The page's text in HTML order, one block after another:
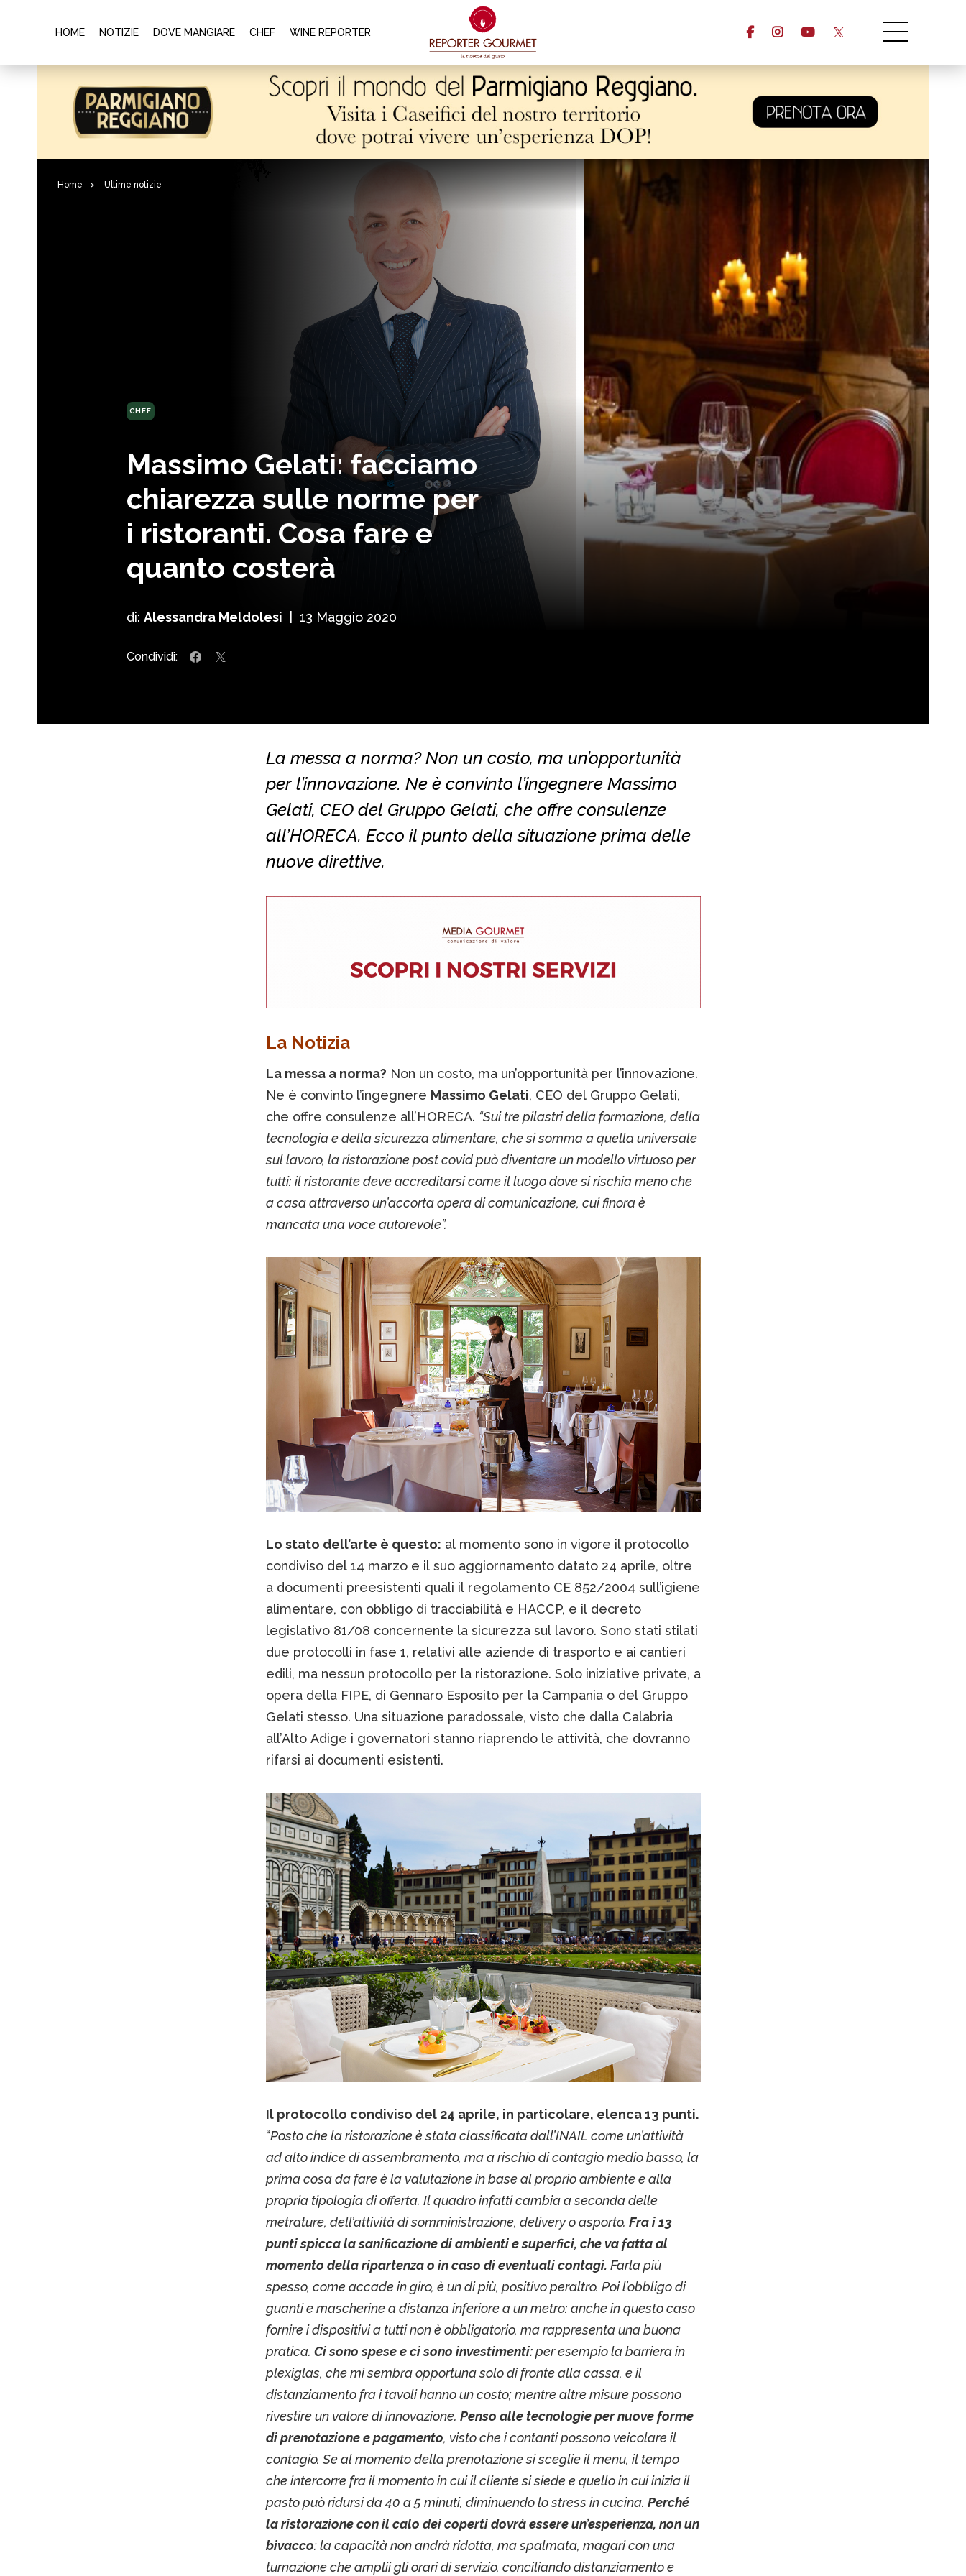
HOME NOTIZIE DOVE MANGIARE CHEF WINE REPORTER
Home > Ultime notizie
CHEF
Massimo Gelati: facciamo
chiarezza sulle norme per
i ristoranti. Cosa fare e
quanto costerà
di: Alessandra Meldolesi 13 Maggio 2020
Condividi:
La messa a norma? Non un costo, ma un’opportunità
per l’innovazione. Ne è convinto l’ingegnere Massimo
Gelati, CEO del Gruppo Gelati, che offre consulenze
all’HORECA. Ecco il punto della situazione prima delle
nuove direttive.
La Notizia
La messa a norma? Non un costo, ma un’opportunità per l’innovazione.
Ne è convinto l’ingegnere Massimo Gelati, CEO del Gruppo Gelati,
che offre consulenze all’HORECA. “Sui tre pilastri della formazione, della
tecnologia e della sicurezza alimentare, che si somma a quella universale
sul lavoro, la ristorazione post covid può diventare un modello virtuoso per
tutti: il ristorante deve accreditarsi come il luogo dove si rischia meno che
a casa attraverso un’accorta opera di comunicazione, cui finora è
mancata una voce autorevole”.
Lo stato dell’arte è questo: al momento sono in vigore il protocollo
condiviso del 14 marzo e il suo aggiornamento datato 24 aprile, oltre
a documenti preesistenti quali il regolamento CE 852/2004 sull’igiene
alimentare, con obbligo di tracciabilità e HACCP, e il decreto
legislativo 81/08 concernente la sicurezza sul lavoro. Sono stati stilati
due protocolli in fase 1, relativi alle aziende di trasporto e ai cantieri
edili, ma nessun protocollo per la ristorazione. Solo iniziative private, a
opera della FIPE, di Gennaro Esposito per la Campania o del Gruppo
Gelati stesso. Una situazione paradossale, visto che dalla Calabria
all’Alto Adige i governatori stanno riaprendo le attività, che dovranno
rifarsi ai documenti esistenti.
Il protocollo condiviso del 24 aprile, in particolare, elenca 13 punti.
“Posto che la ristorazione è stata classificata dall’INAIL come un’attività
ad alto indice di assembramento, ma a rischio di contagio medio basso, la
prima cosa da fare è la valutazione in base al proprio ambiente e alla
propria tipologia di offerta. Il quadro infatti cambia a seconda delle
metrature, dell’attività di somministrazione, delivery o asporto. Fra i 13
punti spicca la sanificazione di ambienti e superfici, che va fatta al
momento della ripartenza o in caso di eventuali contagi. Farla più
spesso, come accade in giro, è un di più, positivo peraltro. Poi l’obbligo di
guanti e mascherine a distanza inferiore a un metro: anche in questo caso
fornire i dispositivi a tutti non è obbligatorio, ma rappresenta una buona
pratica. Ci sono spese e ci sono investimenti:per esempio la barriera in
plexiglas, che mi sembra opportuna solo di fronte alla cassa, e il
distanziamento fra i tavoli hanno un costo; mentre altre misure possono
rivestire un valore di innovazione. Penso alle tecnologie per nuove forme
di prenotazione e pagamento, visto che i contanti possono veicolare il
contagio. Se al momento della prenotazione si sceglie il menu, il tempo
che intercorre fra il momento in cui il cliente si siede e quello in cui inizia il
pasto può ridursi da 40 a 5 minuti, diminuendo lo stress in cucina. Perché
la ristorazione con il calo dei coperti dovrà essere un’esperienza, non un
bivacco: la capacità non andrà ridotta, ma spalmata, magari con una
turnazione che amplii gli orari di servizio, conciliando distanziamento e